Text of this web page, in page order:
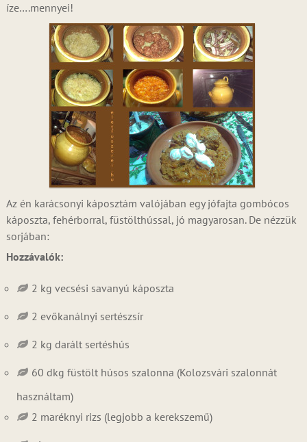
íze….mennyei!
Az én karácsonyi káposztám valójában egy jófajta gombócos
káposzta, fehérborral, füstölthússal, jó magyarosan. De nézzük
sorjában:
Hozzávalók:
2 kg vecsési savanyú káposzta
2 evőkanálnyi sertészsír
2 kg darált sertéshús
60 dkg füstölt húsos szalonna (Kolozsvári szalonnát
használtam)
2 maréknyi rizs (legjobb a kerekszemű)